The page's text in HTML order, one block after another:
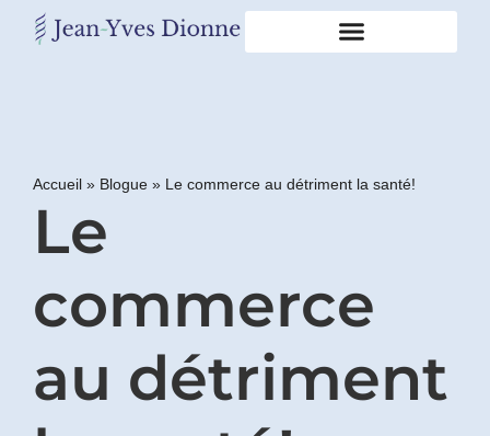
Accueil » Blogue » Le commerce au détriment la santé!
Le
commerce
au détriment
gratuitement
mon
"BONS
GRAS,
en
vous
incrivant